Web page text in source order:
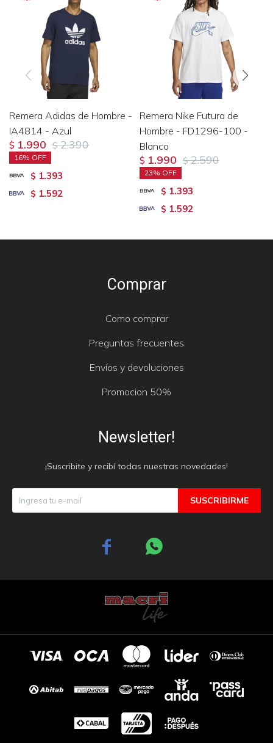
Remera Adidas de Hombre -
IA4814 - Azul
$ 1.990 $ 2.390
16
$ 1.393
$ 1.592
Remera Nike Futura de
Hombre - FD1296-100 -
Blanco
$ 1.990 $ 2.590
23
$ 1.393
$ 1.592
Comprar
Como comprar
Preguntas frecuentes
Envíos y devoluciones
Promocion 50%
Newsletter!
¡Suscribite y recibí todas nuestras novedades!
SUSCRIBIRME
 